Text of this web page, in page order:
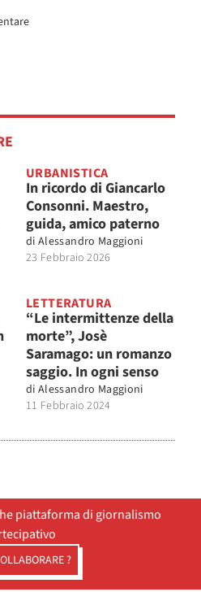
URBANISTICA
In ricordo di Giancarlo
Consonni. Maestro,
guida, amico paterno
di Alessandro Maggioni
23 Febbraio 2026
LETTERATURA
“Le intermittenze della
morte”, Josè
Saramago: un romanzo
saggio. In ogni senso
di Alessandro Maggioni
11 Febbraio 2024
piattaforma di giornalismo
?